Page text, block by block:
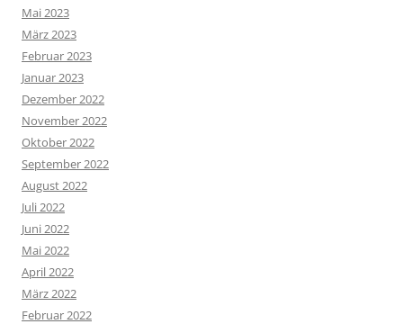
Mai 2023
März 2023
Februar 2023
Januar 2023
Dezember 2022
November 2022
Oktober 2022
September 2022
August 2022
Juli 2022
Juni 2022
Mai 2022
April 2022
März 2022
Februar 2022